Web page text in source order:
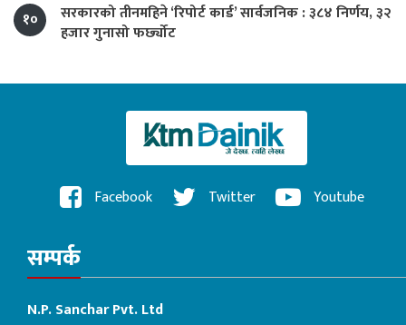
१०
सरकारको तीनमहिने ‘रिपोर्ट कार्ड’ सार्वजनिक : ३८४ निर्णय, ३२
हजार गुनासो फर्छ्योट
Facebook Twitter Youtube
सम्पर्क
N.P. Sanchar Pvt. Ltd